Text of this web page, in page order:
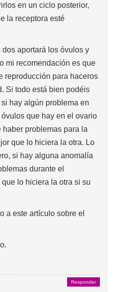
en un ciclo posterior,
la receptora esté
aportará los óvulos y
mi recomendación es que
reproducción para haceros
Si todo está bien podéis
hay algún problema en
que hay en el ovario
problemas para la
que lo hiciera la otra. Lo
si hay alguna anomalía
durante el
lo hiciera la otra si su
a este artículo sobre el
Responder